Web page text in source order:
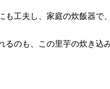
も工夫し、家庭の炊飯器で
るのも、この里芋の炊き込